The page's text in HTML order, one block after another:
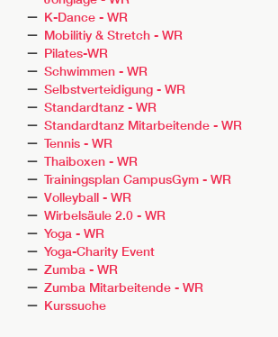
K-Dance - WR
Mobilitiy & Stretch - WR
Pilates-WR
Schwimmen - WR
Selbstverteidigung - WR
Standardtanz - WR
Standardtanz Mitarbeitende - WR
Tennis - WR
Thaiboxen - WR
Trainingsplan CampusGym - WR
Volleyball - WR
Wirbelsäule 2.0 - WR
Yoga - WR
Yoga-Charity Event
Zumba - WR
Zumba Mitarbeitende - WR
Kurssuche